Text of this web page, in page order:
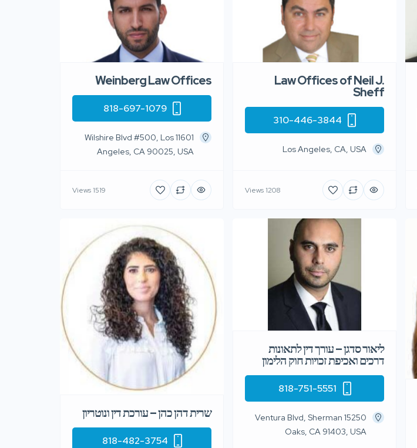
Law Offices of Neil J.
Sheff
310-446-3844
Los Angeles, CA, USA
1208 Views
Weinberg Law Offices
818-697-1079
11601 Wilshire Blvd #500, Los
Angeles, CA 90025, USA
1519 Views
ליאור סדגן – עורך דין לתאונות
דרכים ואכיפת זכויות חוק הלימון
818-751-5551
15250 Ventura Blvd, Sherman
Oaks, CA 91403, USA
שרית דהן כהן – עורכת דין ונוטריון
818-482-3754